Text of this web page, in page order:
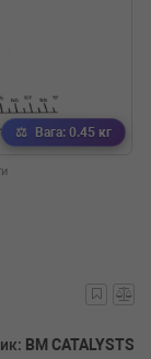
Вага: 0.45 кг
BM CATALYSTS